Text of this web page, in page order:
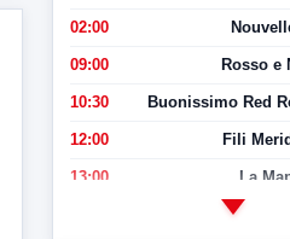
02:00
09:00 Rosso e
10:30 Buonissimo Red
12:00 Fili
13:00 La